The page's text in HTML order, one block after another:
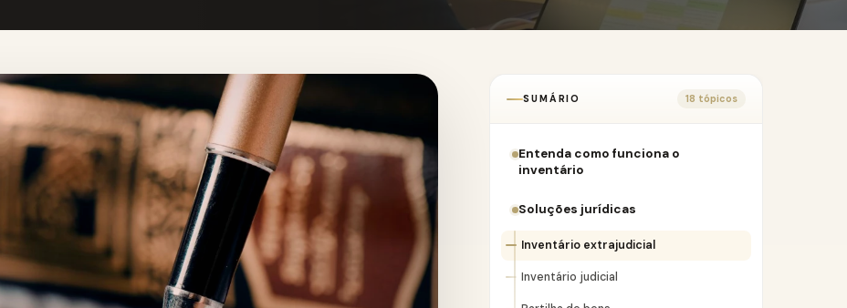
SUMÁRIO 18 tópicos
Entenda como funciona o
inventário
Soluções jurídicas
Inventário extrajudicial
Inventário judicial